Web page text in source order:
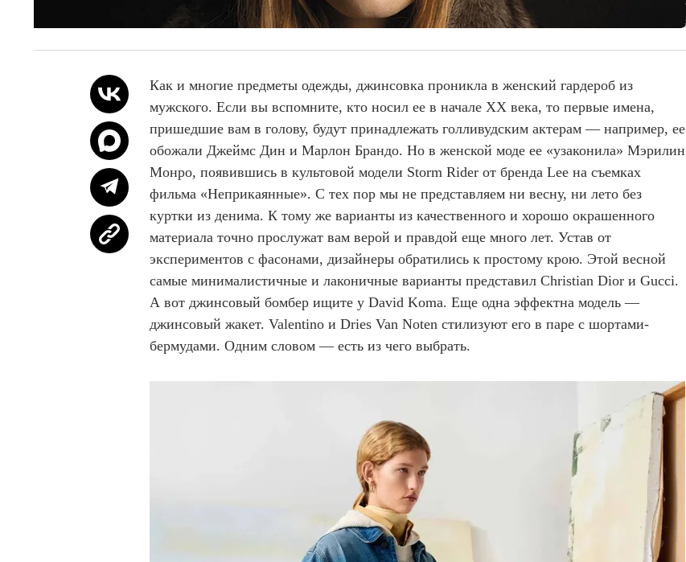
Как и многие предметы одежды, джинсовка проникла в женский гардероб из
мужского. Если вы вспомните, кто носил ее в начале XX века, то первые имена,
пришедшие вам в голову, будут принадлежать голливудским актерам — например, ее
обожали Джеймс Дин и Марлон Брандо. Но в женской моде ее «узаконила» Мэрилин
Монро, появившись в культовой модели Storm Rider от бренда Lee на съемках
фильма «Неприкаянные». С тех пор мы не представляем ни весну, ни лето без
куртки из денима. К тому же варианты из качественного и хорошо окрашенного
материала точно прослужат вам верой и правдой еще много лет. Устав от
экспериментов с фасонами, дизайнеры обратились к простому крою. Этой весной
самые минималистичные и лаконичные варианты представил Christian Dior и Gucci.
А вот джинсовый бомбер ищите у David Koma. Еще одна эффектна модель —
джинсовый жакет. Valentino и Dries Van Noten стилизуют его в паре с шортами-
бермудами. Одним словом — есть из чего выбрать.